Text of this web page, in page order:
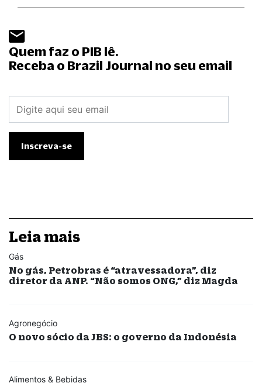
Quem faz o PIB lê.
Receba o Brazil Journal no seu email
Leia mais
Gás
No gás, Petrobras é “atravessadora”, diz
diretor da ANP. “Não somos ONG,” diz Magda
Agronegócio
O novo sócio da JBS: o governo da Indonésia
Alimentos & Bebidas